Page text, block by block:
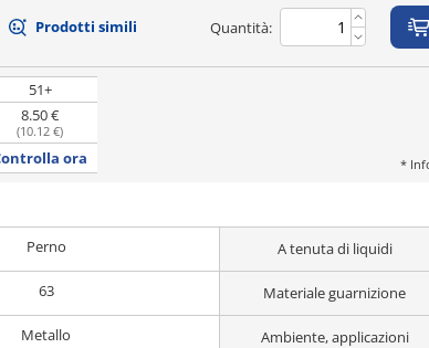
Prodotti simili Quantità:
51+
8.50 €
(10.12 €)
ora *
Perno A tenuta di liquidi
63 Materiale guarnizione
Metallo Ambiente, applicazioni